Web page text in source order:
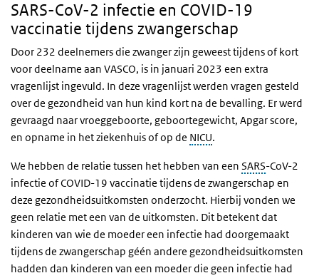
SARS-CoV-2 infectie en COVID-19
vaccinatie tijdens zwangerschap
Door 232 deelnemers die zwanger zijn geweest tijdens of kort
voor deelname aan VASCO, is in januari 2023 een extra
vragenlijst ingevuld. In deze vragenlijst werden vragen gesteld
over de gezondheid van hun kind kort na de bevalling. Er werd
gevraagd naar vroeggeboorte, geboortegewicht, Apgar score,
en opname in het ziekenhuis of op de NICU.
We hebben de relatie tussen het hebben van een SARS-CoV-2
infectie of COVID-19 vaccinatie tijdens de zwangerschap en
deze gezondheidsuitkomsten onderzocht. Hierbij vonden we
geen relatie met een van de uitkomsten. Dit betekent dat
kinderen van wie de moeder een infectie had doorgemaakt
tijdens de zwangerschap géén andere gezondheidsuitkomsten
hadden dan kinderen van een moeder die geen infectie had